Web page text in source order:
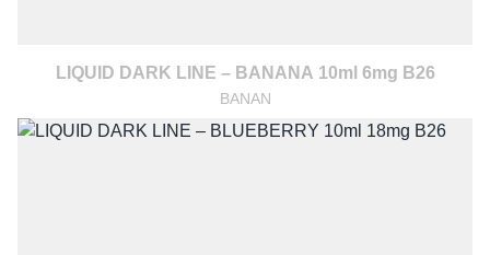
LIQUID DARK LINE – BANANA 10ml 6mg B26
BANAN